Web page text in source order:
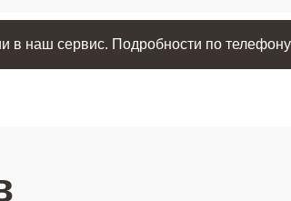
в наш сервис. Подробности по